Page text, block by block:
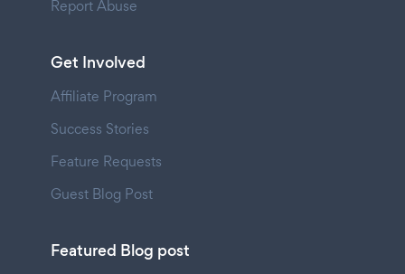
Report Abuse
Get Involved
Affiliate Program
Success Stories
Feature Requests
Guest Blog Post
Featured Blog post